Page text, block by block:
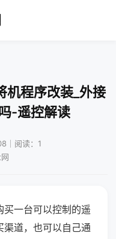
机程序改装_外接
-遥控解读
｜阅读：1
买一台可以控制的遥
渠道，也可以自己通